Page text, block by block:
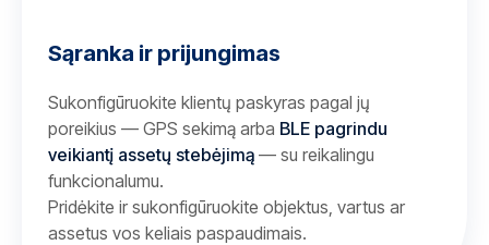
Sąranka ir prijungimas
Sukonfigūruokite klientų paskyras pagal jų
poreikius — GPS sekimą arba BLE pagrindu
veikiantį assetų stebėjimą — su reikalingu
funkcionalumu.
Pridėkite ir sukonfigūruokite objektus, vartus ar
assetus vos keliais paspaudimais.